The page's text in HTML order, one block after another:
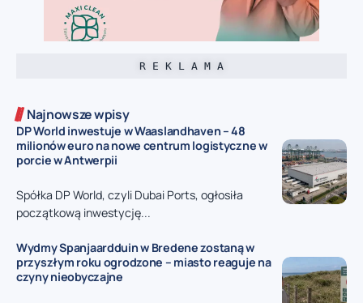
R E K L A M A
Najnowsze wpisy
DP World inwestuje w Waaslandhaven – 48
milionów euro na nowe centrum logistyczne w
porcie w Antwerpii
Spółka DP World, czyli Dubai Ports, ogłosiła
początkową inwestycję...
Wydmy Spanjaardduin w Bredene zostaną w
przyszłym roku ogrodzone – miasto reaguje na
czyny nieobyczajne